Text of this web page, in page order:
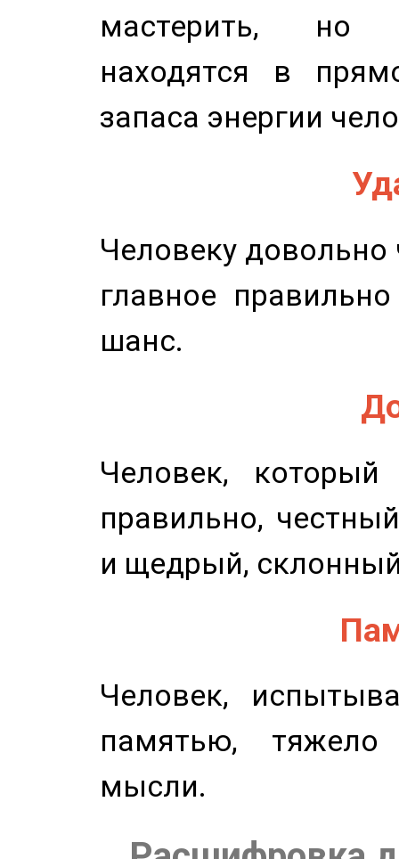
мастерить, но
находятся в
запаса энергии
Человеку довольно
главное
шанс.
Человек,
правильно,
и щедрый,
Человек,
памятью,
мысли.